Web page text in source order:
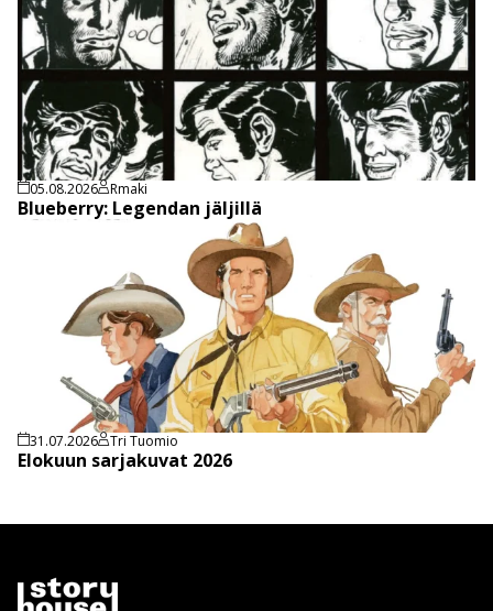
05.08.2026 Rmaki
Blueberry: Legendan jäljillä
31.07.2026 Tri Tuomio
Elokuun sarjakuvat 2026